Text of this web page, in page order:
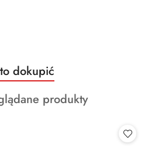
dokupić
produkty